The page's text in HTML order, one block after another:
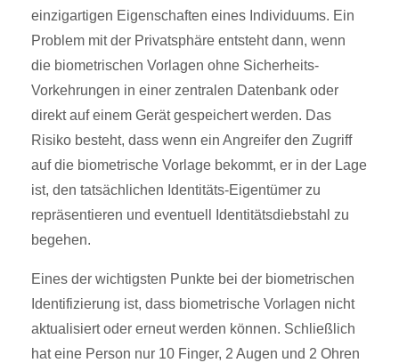
einzigartigen Eigenschaften eines Individuums. Ein
Problem mit der Privatsphäre entsteht dann, wenn
die biometrischen Vorlagen ohne Sicherheits-
Vorkehrungen in einer zentralen Datenbank oder
direkt auf einem Gerät gespeichert werden. Das
Risiko besteht, dass wenn ein Angreifer den Zugriff
auf die biometrische Vorlage bekommt, er in der Lage
ist, den tatsächlichen Identitäts-Eigentümer zu
repräsentieren und eventuell Identitätsdiebstahl zu
begehen.
Eines der wichtigsten Punkte bei der biometrischen
Identifizierung ist, dass biometrische Vorlagen nicht
aktualisiert oder erneut werden können. Schließlich
hat eine Person nur 10 Finger, 2 Augen und 2 Ohren